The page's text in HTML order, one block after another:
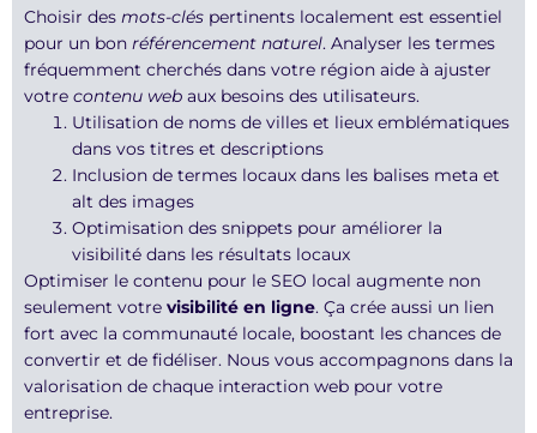
Choisir des mots-clés pertinents localement est essentiel
pour un bon référencement naturel. Analyser les termes
fréquemment cherchés dans votre région aide à ajuster
votre contenu web aux besoins des utilisateurs.
Utilisation de noms de villes et lieux emblématiques
dans vos titres et descriptions
Inclusion de termes locaux dans les balises meta et
alt des images
Optimisation des snippets pour améliorer la
visibilité dans les résultats locaux
Optimiser le contenu pour le SEO local augmente non
seulement votre visibilité en ligne. Ça crée aussi un lien
fort avec la communauté locale, boostant les chances de
convertir et de fidéliser. Nous vous accompagnons dans la
valorisation de chaque interaction web pour votre
entreprise.